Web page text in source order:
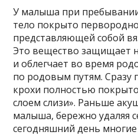
У малыша при
тело покрыто
представляющей собой
Это вещество защищает
и облегчает во время
по родовым путям. Сразу
крохи полностью
слоем слизи». Раньше
малыша, бережно удаляя
сегодняшний день